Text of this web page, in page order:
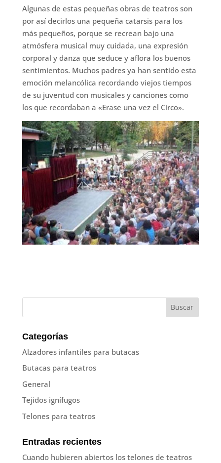
Algunas de estas pequeñas obras de teatros son
por así decirlos una pequeña catarsis para los
más pequeños, porque se recrean bajo una
atmósfera musical muy cuidada, una expresión
corporal y danza que seduce y aflora los buenos
sentimientos. Muchos padres ya han sentido esta
emoción melancólica recordando viejos tiempos
de su juventud con musicales y canciones como
los que recordaban a «Erase una vez el Circo».
Categorías
Alzadores infantiles para butacas
Butacas para teatros
General
Tejidos ignífugos
Telones para teatros
Entradas recientes
Cuando hubieren abiertos los telones de teatros